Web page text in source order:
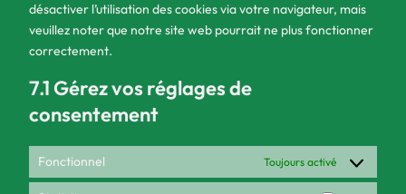
désactiver l’utilisation des cookies via votre navigateur, mais
veuillez noter que notre site web pourrait ne plus fonctionner
correctement.
7.1 Gérez vos réglages de
consentement
Fonctionnel Toujours activé